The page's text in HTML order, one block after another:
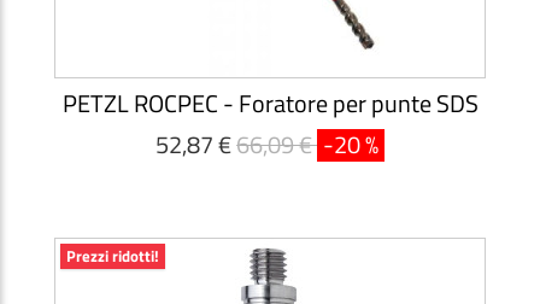
PETZL ROCPEC - Foratore per punte SDS
52,87 €66,09 € -20 %
Prezzi ridotti!